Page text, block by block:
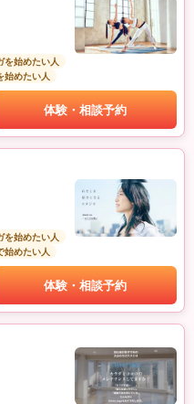
を始めたい人
始めたい人
体験・相談予約
を始めたい人
始めたい人
体験・相談予約